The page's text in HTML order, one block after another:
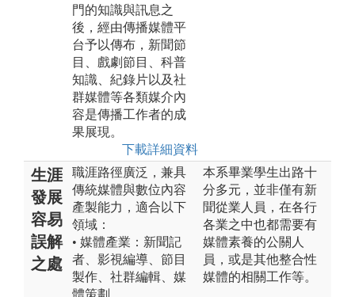
門的知識與訊息之
後，經由傳播媒體平
台予以傳布，新聞節
目、戲劇節目、科普
知識、紀錄片以及社
群媒體等各類媒介內
容是傳播工作者的成
果展現。
下載詳細資料
生涯
發展
容易
誤解
之處
職涯路徑廣泛，兼具
傳統媒體與數位內容
產製能力，適合以下
領域：
• 媒體產業：新聞記
者、影視編導、節目
製作、社群編輯、媒
體策劃
本系畢業學生出路十
分多元，並非僅有新
聞從業人員，在各行
各業之中也都需要有
媒體素養的公關人
員，或是其他整合性
媒體的相關工作等。